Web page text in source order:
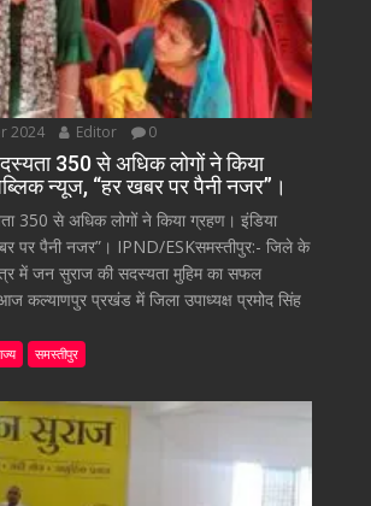
2024 Editor 0
350 से अधिक लोगों ने किया
न्यूज, “हर खबर पर पैनी नजर”।
350 से अधिक लोगों ने किया ग्रहण। इंडिया
पर पैनी नजर”। IPND/ESKसमस्तीपुर:- जिले के
में जन सुराज की सदस्यता मुहिम का सफल
कल्याणपुर प्रखंड में जिला उपाध्यक्ष प्रमोद सिंह
समस्तीपुर